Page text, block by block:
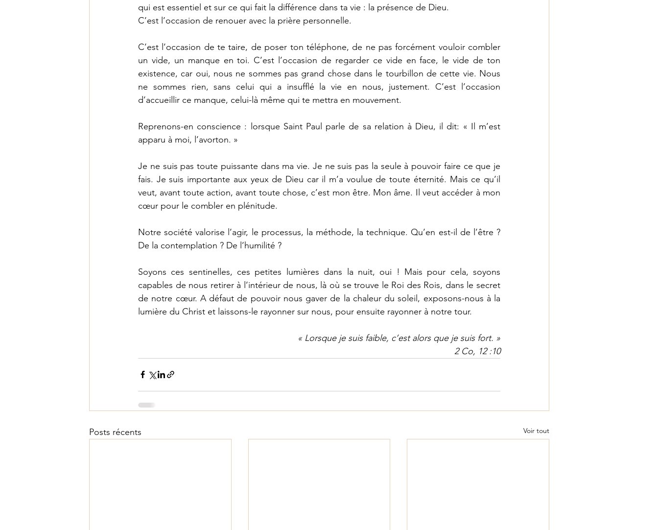
qui est essentiel et sur ce qui fait la différence dans ta vie : la présence de Dieu.
C’est l’occasion de renouer avec la prière personnelle.
C’est l’occasion de te taire, de poser ton téléphone, de ne pas forcément vouloir combler
un vide, un manque en toi. C’est l’occasion de regarder ce vide en face, le vide de ton
existence, car oui, nous ne sommes pas grand chose dans le tourbillon de cette vie. Nous
ne sommes rien, sans celui qui a insufflé la vie en nous, justement. C’est l’occasion
d’accueillir ce manque, celui-là même qui te mettra en mouvement.
Reprenons-en conscience : lorsque Saint Paul parle de sa relation à Dieu, il dit: « Il m’est
apparu à moi, l’avorton. »
Je ne suis pas toute puissante dans ma vie. Je ne suis pas la seule à pouvoir faire ce que je
fais. Je suis importante aux yeux de Dieu car il m’a voulue de toute éternité. Mais ce qu’il
veut, avant toute action, avant toute chose, c’est mon être. Mon âme. Il veut accéder à mon
cœur pour le combler en plénitude.
Notre société valorise l’agir, le processus, la méthode, la technique. Qu’en est-il de l’être ?
De la contemplation ? De l’humilité ?
Soyons ces sentinelles, ces petites lumières dans la nuit, oui ! Mais pour cela, soyons
capables de nous retirer à l’intérieur de nous, là où se trouve le Roi des Rois, dans le secret
de notre cœur. A défaut de pouvoir nous gaver de la chaleur du soleil, exposons-nous à la
lumière du Christ et laissons-le rayonner sur nous, pour ensuite rayonner à notre tour.
« Lorsque je suis faible, c’est alors que je suis fort. »
2 Co, 12 :10
Posts récents Voir tout